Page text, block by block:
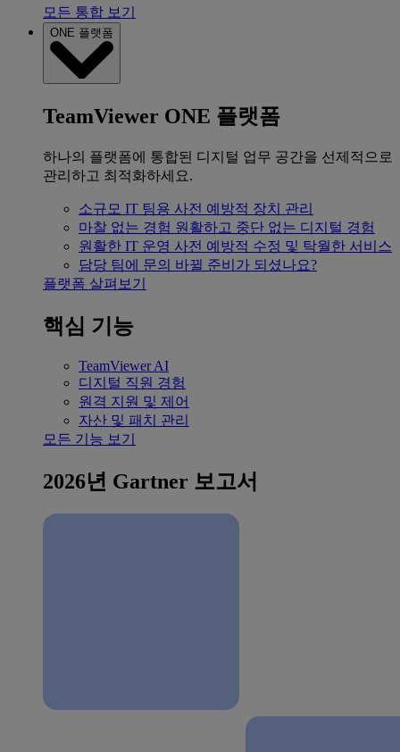
모든 통합 보기
ONE 플랫폼
TeamViewer ONE 플랫폼
하나의 플랫폼에 통합된 디지털 업무 공간을 선제적으로
관리하고 최적화하세요.
소규모 IT 팀용 사전 예방적 장치 관리
마찰 없는 경험 원활하고 중단 없는 디지털 경험
원활한 IT 운영 사전 예방적 수정 및 탁월한 서비스
담당 팀에 문의 바뀔 준비가 되셨나요?
플랫폼 살펴보기
핵심 기능
TeamViewer AI
디지털 직원 경험
원격 지원 및 제어
자산 및 패치 관리
모든 기능 보기
2026년 Gartner 보고서